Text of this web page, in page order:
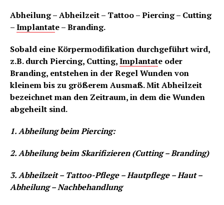
Abheilung – Abheilzeit – Tattoo – Piercing – Cutting
–Implantate – Branding.
Sobald eine Körpermodifikation durchgeführt wird,
z.B. durch Piercing, Cutting,Implantate oder
Branding, entstehen in der Regel Wunden von
kleinem bis zu größerem Ausmaß. Mit Abheilzeit
bezeichnet man den Zeitraum, in dem die Wunden
abgeheilt sind.
1. Abheilung beim Piercing:
2. Abheilung beim Skarifizieren (Cutting – Branding)
3. Abheilzeit – Tattoo-Pflege – Hautpflege – Haut –
Abheilung – Nachbehandlung